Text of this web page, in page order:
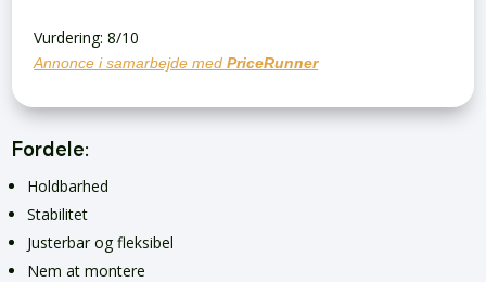
Vurdering: 8/10
Annonce i samarbejde medPriceRunner
Fordele:
Holdbarhed
Stabilitet
Justerbar og fleksibel
Nem at montere